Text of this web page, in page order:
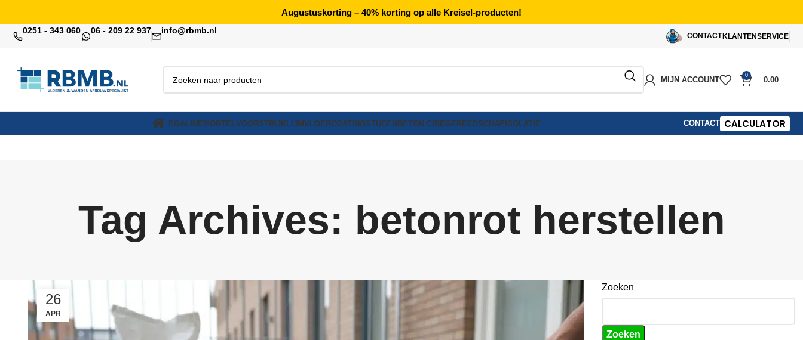
Augustuskorting – 40% korting op alle Kreisel-producten!
0251 - 343 060 06 - 209 22 937 info@rbmb.nl
CONTACT KLANTENSERVICE
MIJN ACCOUNT
0
0.00
EGALINEMORTELVOORSTRIJKLIJMVLOERCOATINGSTUCENBETON CIREGEREEDSCHAPISOLATIE CONTACT CALCULATOR
Tag Archives: betonrot herstellen
26
APR
Zoeken
Zoeken